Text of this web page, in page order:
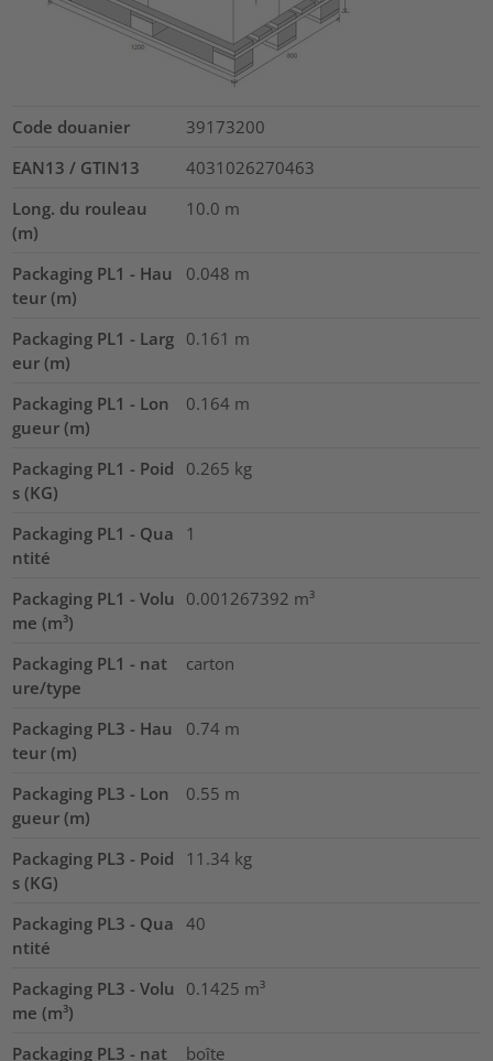
Code douanier
39173200
EAN13 / GTIN13
4031026270463
Long. du rouleau
(m)
10.0 m
Packaging PL1 - Hau
teur (m)
0.048 m
Packaging PL1 - Larg
eur (m)
0.161 m
Packaging PL1 - Lon
gueur (m)
0.164 m
Packaging PL1 - Poid
s (KG)
0.265 kg
Packaging PL1 - Qua
ntité
1
Packaging PL1 - Volu
me (m³)
0.001267392 m³
Packaging PL1 - nat
ure/type
carton
Packaging PL3 - Hau
teur (m)
0.74 m
Packaging PL3 - Lon
gueur (m)
0.55 m
Packaging PL3 - Poid
s (KG)
11.34 kg
Packaging PL3 - Qua
ntité
40
Packaging PL3 - Volu
me (m³)
0.1425 m³
Packaging PL3 - nat boîte